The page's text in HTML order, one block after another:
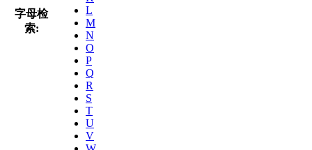
字母检
索:
L
M
N
O
P
Q
R
S
T
U
V